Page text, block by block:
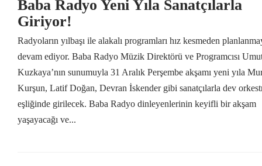
Baba Radyo Yeni Yıla Sanatçılarla
Giriyor!
Radyoların yılbaşı ile alakalı programları hız kesmeden
devam ediyor. Baba Radyo Müzik Direktörü ve Programcısı
Kuzkaya’nın sunumuyla 31 Aralık Perşembe akşamı yeni yıla
Kurşun, Latif Doğan, Devran İskender gibi sanatçılarla dev
eşliğinde girilecek. Baba Radyo dinleyenlerinin keyifli bir akşam
yaşayacağı ve...